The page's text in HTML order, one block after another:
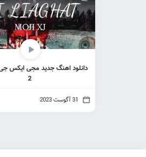
دانلود اهنگ جدید مجی ایکس
2
31 آگوست 2023